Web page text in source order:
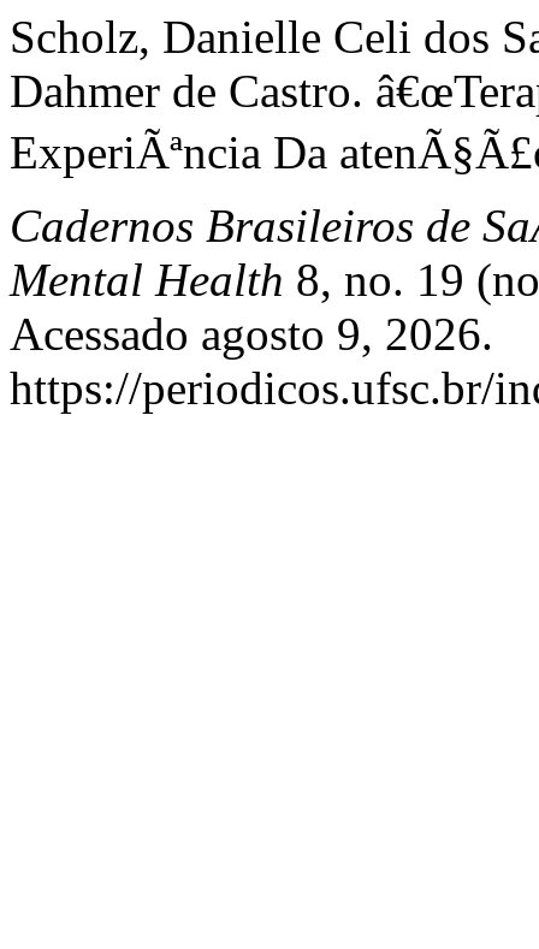
Scholz, Danielle Celi dos
Dahmer de Castro.
ExperiÃªncia Da
Cadernos Brasileiros de
Mental Health 8, no. 19
Acessado agosto 9, 2026.
https://periodicos.ufsc.br/